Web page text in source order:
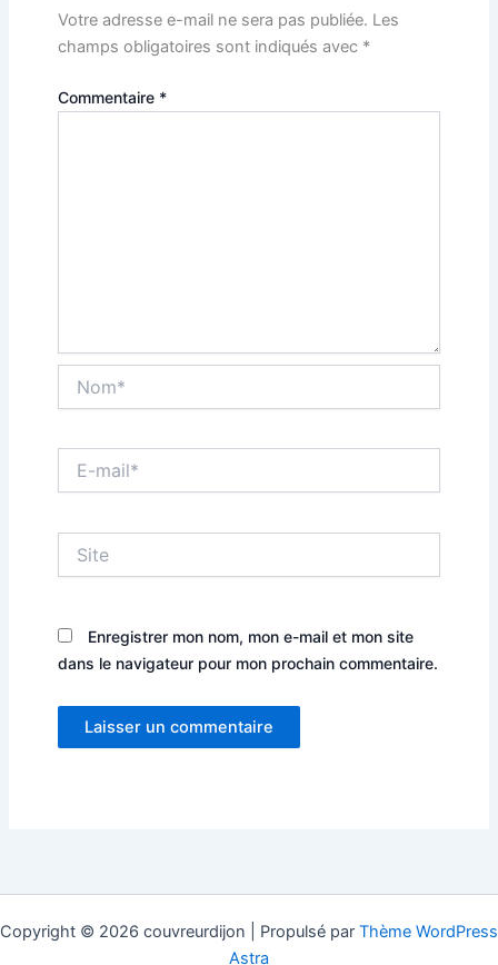
Votre adresse e-mail ne sera pas publiée. Les
champs obligatoires sont indiqués avec *
Commentaire *
mail*
Enregistrer mon nom, mon e-mail et mon site
dans le navigateur pour mon prochain commentaire.
Copyright © 2026 couvreurdijon | Propulsé par Thème WordPress
Astra